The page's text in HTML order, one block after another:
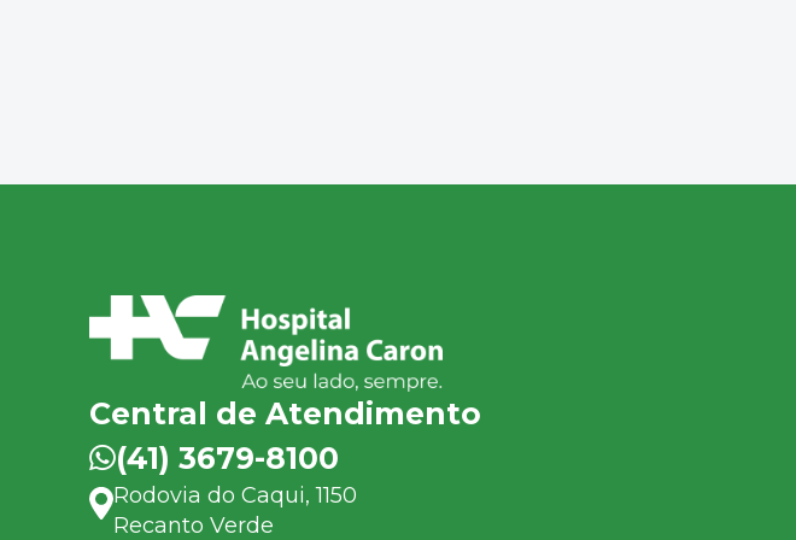
Central de Atendimento
(41) 3679-8100
Rodovia do Caqui, 1150
Recanto Verde